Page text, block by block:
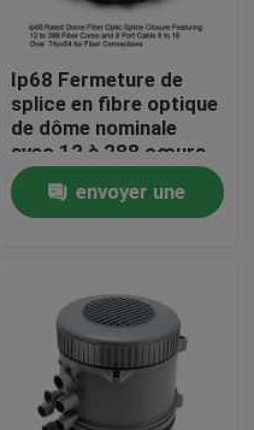
Ip68 Fermeture de
splice en fibre optique
de dôme nominale
avec 12 à 288 cœurs
de fibres et 8 câbles
de port 8 à 16 Ovale
74x54 pour les
envoyer une